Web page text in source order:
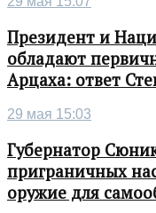
Президент и
обладают
Арцаха: ответ
29 мая 15:03
Губернатор
приграничных
оружие для